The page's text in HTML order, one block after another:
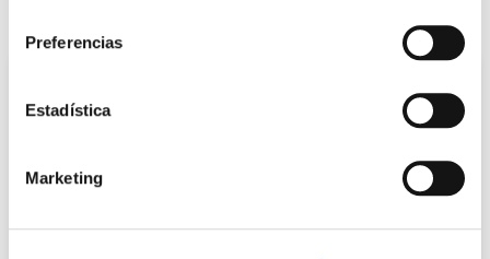
Preferencias
Estadística
Marketing